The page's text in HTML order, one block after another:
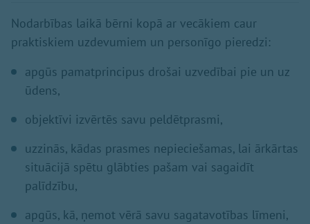
Nodarbības laikā bērni kopā ar vecākiem caur
praktiskiem uzdevumiem un personīgo pieredzi:
apgūs pamatprincipus drošai uzvedībai pie un uz
ūdens,
objektīvi izvērtēs savu peldētprasmi,
uzzinās, kādas prasmes nepieciešamas, lai ārkārtas
situācijā spētu glābties pašam vai sagaidīt
palīdzību,
apgūs, kā, ņemot vērā savu sagatavotības līmeni,